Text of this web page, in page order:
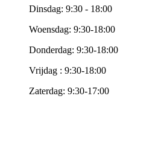
Dinsdag: 9:30 - 18:00
Woensdag: 9:30-18:00
Donderdag: 9:30-18:00
Vrijdag : 9:30-18:00
Zaterdag: 9:30-17:00